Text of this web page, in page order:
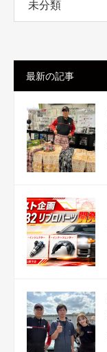
未分類
最新の記事